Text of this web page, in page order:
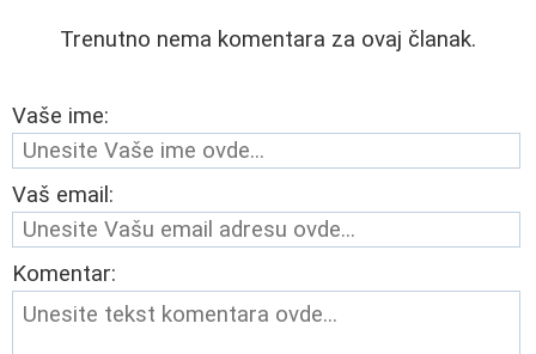
Trenutno nema komentara za ovaj članak.
Vaše ime:
Vaš email:
Komentar: